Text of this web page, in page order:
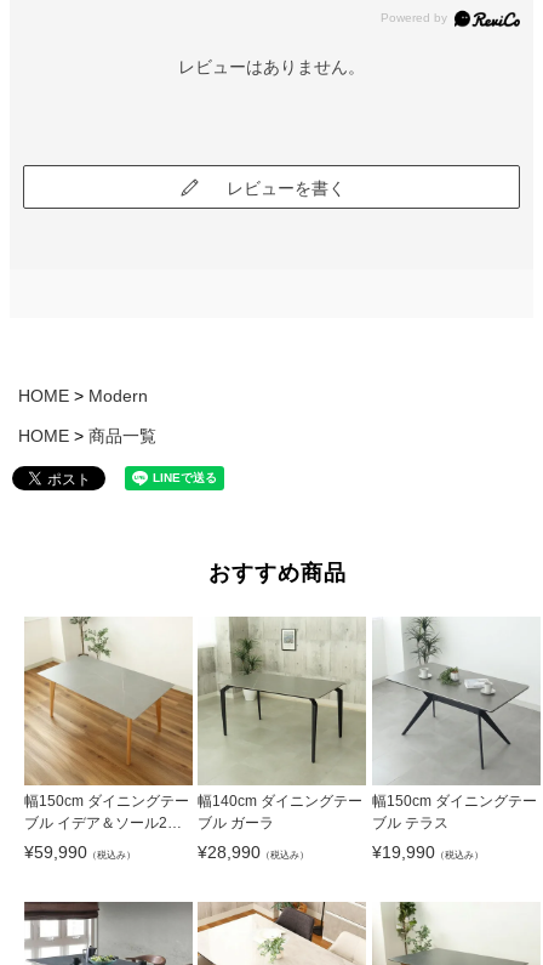
レビューはありません。
レビューを書く
HOME Modern
HOME 商品一覧
おすすめ商品
幅150cm ダイニングテー
ブル イデア＆ソール2（4
本脚）
¥59,990 （税込み）
幅140cm ダイニングテー
ブル ガーラ
¥28,990 （税込み）
幅150cm ダイニングテー
ブル テラス
¥19,990（税込み）